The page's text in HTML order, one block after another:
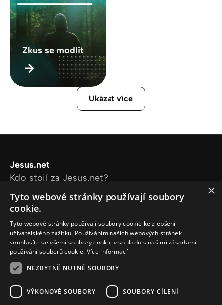
Zkus se modlit
Ukázat více
Jesus.net
Kdo stojí za Jesus.net?
Články
Online kurzy
Naše projekty
Chci se zeptat
Sleduj nás
×
Tyto webové stránky používají soubory
cookie.
Tyto webové stránky používají soubory cookie ke zlepšení
uživatelského zážitku. Používáním našich webových stránek
souhlasíte se všemi soubory cookie v souladu s našimi zásadami
používání souborů cookie. Více informací
NEZBYTNĚ NUTNÉ SOUBORY
VÝKONOVÉ SOUBORY SOUBORY CÍLENÍ